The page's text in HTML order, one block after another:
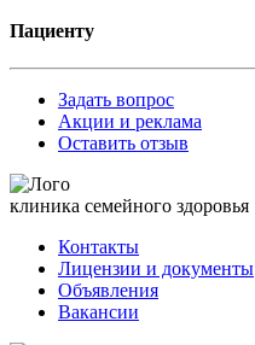
Пациенту
Задать вопрос
Акции и реклама
Оставить отзыв
клиника семейного здоровья
Контакты
Лицензии и документы
Объявления
Вакансии